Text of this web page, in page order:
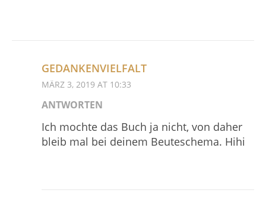
GEDANKENVIELFALT
MÄRZ 3, 2019 AT 10:33
ANTWORTEN
Ich mochte das Buch ja nicht, von daher
bleib mal bei deinem Beuteschema. Hihi